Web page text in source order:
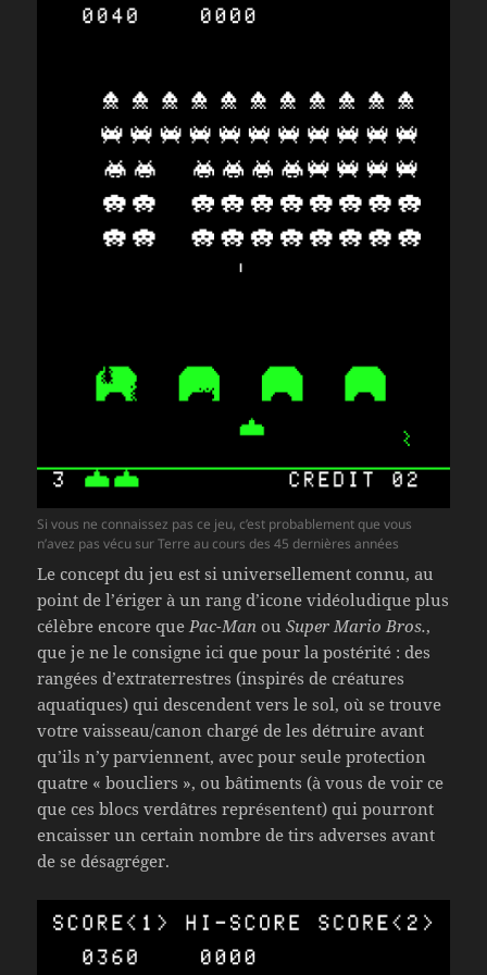
Si vous ne connaissez pas ce jeu, c’est probablement que vous
n’avez pas vécu sur Terre au cours des 45 dernières années
Le concept du jeu est si universellement connu, au
point de l’ériger à un rang d’icone vidéoludique plus
célèbre encore quePac-Man ouSuper Mario Bros.,
que je ne le consigne ici que pour la postérité : des
rangées d’extraterrestres (inspirés de créatures
aquatiques) qui descendent vers le sol, où se trouve
votre vaisseau/canon chargé de les détruire avant
qu’ils n’y parviennent, avec pour seule protection
quatre « boucliers », ou bâtiments (à vous de voir ce
que ces blocs verdâtres représentent) qui pourront
encaisser un certain nombre de tirs adverses avant
de se désagréger.